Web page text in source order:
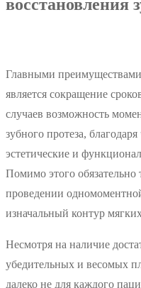
восстановления
Главными преимуществами
является сокращение
случаев возможность
зубного протеза,
эстетические и
Помимо этого обязательно
проведении
изначальный контур
Несмотря на наличие
убедительных и весомых
далеко не для каждого